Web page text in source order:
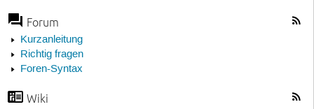
Forum
Kurzanleitung
Richtig fragen
Foren-Syntax
Wiki